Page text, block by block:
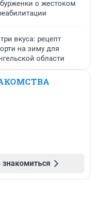
о жестоком
вкуса: рецепт
на зиму для
области
знакомиться